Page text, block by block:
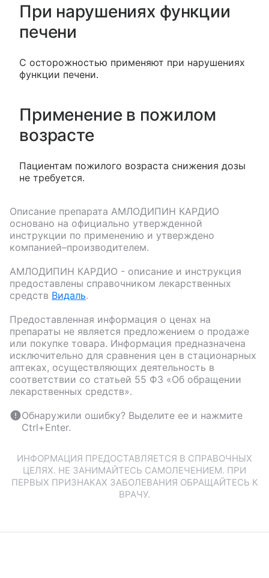
При нарушениях функции
печени
С осторожностью применяют при нарушениях
функции печени.
Применение в пожилом
возрасте
Пациентам пожилого возраста снижения дозы
не требуется.
Описание препарата АМЛОДИПИН КАРДИО
основано на официально утвержденной
инструкции по применению и утверждено
компанией–производителем.
АМЛОДИПИН КАРДИО - описание и инструкция
предоставлены справочником лекарственных
средств Видаль.
Предоставленная информация о ценах на
препараты не является предложением о продаже
или покупке товара. Информация предназначена
исключительно для сравнения цен в стационарных
аптеках, осуществляющих деятельность в
соответствии со статьей 55 ФЗ «Об обращении
лекарственных средств».
Обнаружили ошибку? Выделите ее и нажмите
Ctrl+Enter.
ИНФОРМАЦИЯ ПРЕДОСТАВЛЯЕТСЯ В СПРАВОЧНЫХ
ЦЕЛЯХ. НЕ ЗАНИМАЙТЕСЬ САМОЛЕЧЕНИЕМ. ПРИ
ПЕРВЫХ ПРИЗНАКАХ ЗАБОЛЕВАНИЯ ОБРАЩАЙТЕСЬ К
ВРАЧУ.